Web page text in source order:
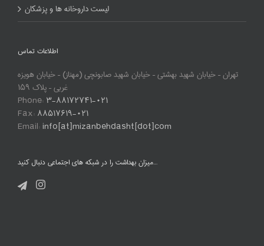
لیست داروخانه ها و پزشکان
اطلاعات تماس
تهران – خیابان شهید بهشتی – خیابان شهید صابونچی (مهناز) – خیابان هویزه
غربی – پلاک ۱۵۹
Phone:۳-۸۸۱۷۲۷۴۱-۰۲۱
Fax:۸۸۵۱۷۶۱۹-۰۲۱
Email:info[at]mizanbehdasht[dot]com
میزان بهداشت را در شبکه های اجتماعی دنبال کنید…